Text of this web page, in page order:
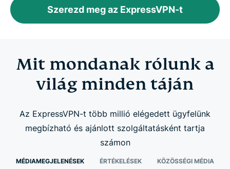
Szerezd meg az ExpressVPN-t
Mit mondanak rólunk a
világ minden táján
Az ExpressVPN-t több millió elégedett ügyfelünk
megbízható és ajánlott szolgáltatásként tartja
számon
MÉDIAMEGJELENÉSEK ÉRTÉKELÉSEK KÖZÖSSÉGI MÉDIA